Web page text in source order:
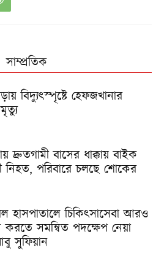
সাম্প্রতিক
বিদ্যুৎস্পৃষ্টে হেফজখানার
দ্রুতগামী বাসের ধাক্কায় বাইক
পরিবারে চলছে শোকের
হাসপাতালে চিকিৎসাসেবা আরও
করতে সমন্বিত পদক্ষেপ নেয়া
সুফিয়ান